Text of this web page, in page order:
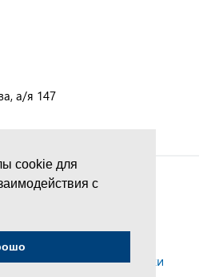
cookie для
с
а/я 147
права защищены
персональных данных
и условия обработки